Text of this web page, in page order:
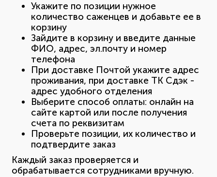
Укажите по позиции нужное
количество саженцев и добавьте ее в
корзину
Зайдите в корзину и введите данные
ФИО, адрес, эл.почту и номер
телефона
При доставке Почтой укажите адрес
проживания, при доставке ТК Сдэк -
адрес удобного отделения
Выберите способ оплаты: онлайн на
сайте картой или после получения
счета по реквизитам
Проверьте позиции, их количество и
подтвердите заказ
Каждый заказ проверяется и
обрабатывается сотрудниками вручную.